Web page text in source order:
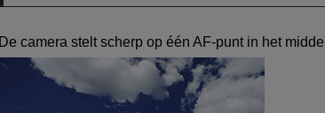
De camera stelt scherp op één AF-punt in het